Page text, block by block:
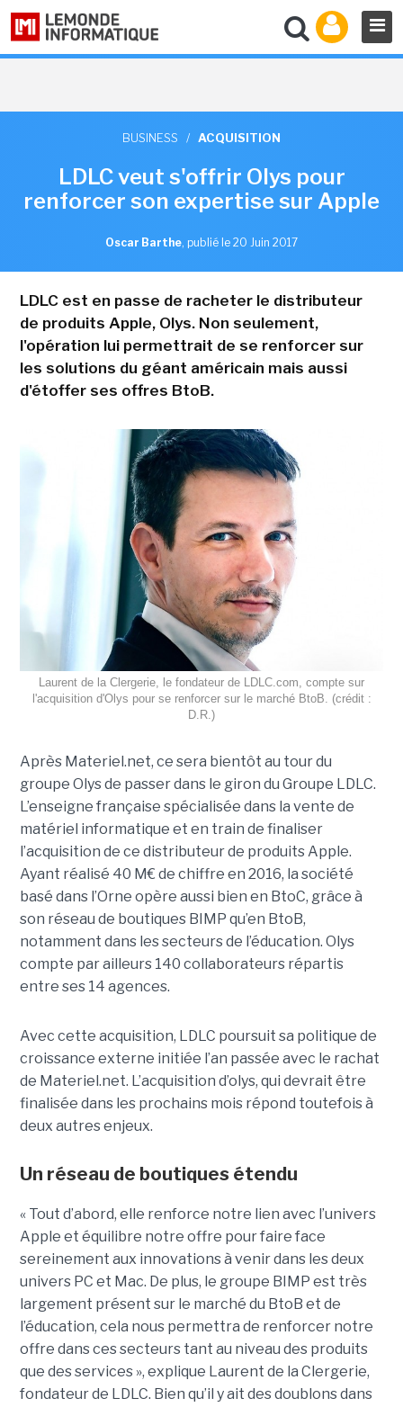
BUSINESS / ACQUISITION
LDLC veut s'offrir Olys pour
renforcer son expertise sur Apple
Oscar Barthe, publié le 20 Juin 2017
LDLC est en passe de racheter le distributeur
de produits Apple, Olys. Non seulement,
l'opération lui permettrait de se renforcer sur
les solutions du géant américain mais aussi
d'étoffer ses offres BtoB.
Laurent de la Clergerie, le fondateur de LDLC.com, compte sur
l'acquisition d'Olys pour se renforcer sur le marché BtoB. (crédit :
D.R.)
Après Materiel.net, ce sera bientôt au tour du
groupe Olys de passer dans le giron du Groupe LDLC.
L’enseigne française spécialisée dans la vente de
matériel informatique et en train de finaliser
l’acquisition de ce distributeur de produits Apple.
Ayant réalisé 40 M€ de chiffre en 2016, la société
basé dans l’Orne opère aussi bien en BtoC, grâce à
son réseau de boutiques BIMP qu’en BtoB,
notamment dans les secteurs de l’éducation. Olys
compte par ailleurs 140 collaborateurs répartis
entre ses 14 agences.
Avec cette acquisition, LDLC poursuit sa politique de
croissance externe initiée l’an passée avec le rachat
de Materiel.net. L’acquisition d’olys, qui devrait être
finalisée dans les prochains mois répond toutefois à
deux autres enjeux.
Un réseau de boutiques étendu
« Tout d’abord, elle renforce notre lien avec l’univers
Apple et équilibre notre offre pour faire face
sereinement aux innovations à venir dans les deux
univers PC et Mac. De plus, le groupe BIMP est très
largement présent sur le marché du BtoB et de
l’éducation, cela nous permettra de renforcer notre
offre dans ces secteurs tant au niveau des produits
que des services », explique Laurent de la Clergerie,
fondateur de LDLC. Bien qu’il y ait des doublons dans